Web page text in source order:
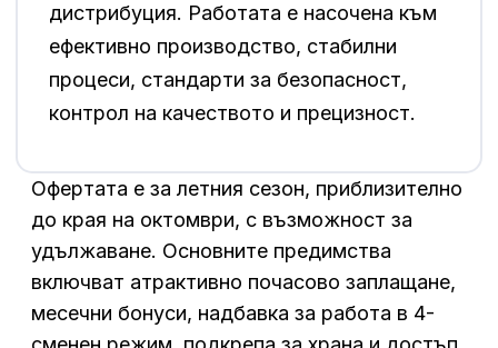
дистрибуция. Работата е насочена към
ефективно производство, стабилни
процеси, стандарти за безопасност,
контрол на качеството и прецизност.
Офертата е за летния сезон, приблизително
до края на октомври, с възможност за
удължаване. Основните предимства
включват атрактивно почасово заплащане,
месечни бонуси, надбавка за работа в 4-